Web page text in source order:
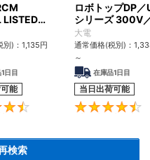
規
対応） 小
)： 1,135円
日目
能
4.6
ロボトップDP／
シリーズ 300V
UL2517
大電
通常価格(税別)：
～
在庫品1日目
当日出荷可能
検索